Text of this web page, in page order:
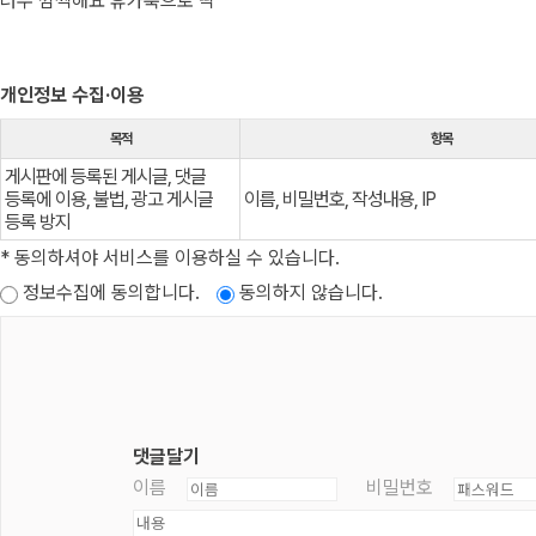
개인정보 수집·이용
목적 항목
게시판에 등록된 게시글, 댓글
등록에 이용, 불법, 광고 게시글
등록 방지
이름, 비밀번호, 작성내용, IP
* 동의하셔야 서비스를 이용하실 수 있습니다.
정보수집에 동의합니다.
동의하지 않습니다.
댓글달기
이름
비밀번호